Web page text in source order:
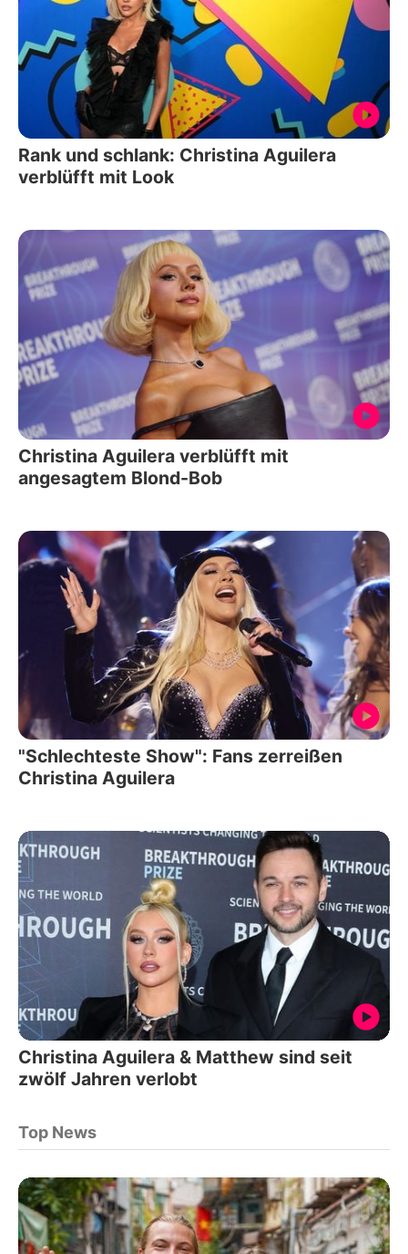
Rank und schlank: Christina Aguilera
verblüfft mit Look
Christina Aguilera verblüfft mit
angesagtem Blond-Bob
"Schlechteste Show": Fans zerreißen
Christina Aguilera
Christina Aguilera & Matthew sind seit
zwölf Jahren verlobt
Top News